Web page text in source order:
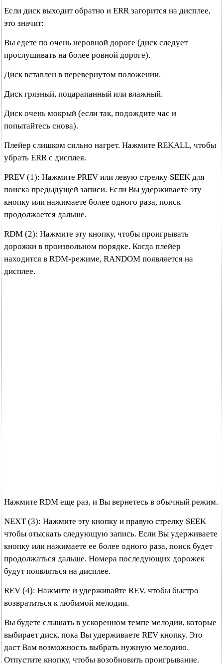
Если диск выходит обратно и ERR загорится на дисплее,
это значит:
Вы едете по очень неровной дороге (диск следует
прослушивать на более ровной дороге).
Диск вставлен в перевернутом положении.
Диск грязный, поцарапанный или влажный.
Диск очень мокрый (если так, подождите час и
попытайтесь снова).
Плейер слишком сильно нагрет. Нажмите REKALL, чтобы
убрать ERR с дисплея.
PREV (1): Нажмите PREV или левую стрелку SEEK для
поиска предыдущей записи. Если Вы удерживаете эту
кнопку или нажимаете более одного раза, поиск
продолжается дальше.
RDM (2): Нажмите эту кнопку, чтобы проигрывать
дорожки в произвольном порядке. Когда плейер
находится в RDM-режиме, RANDOM появляется на
дисплее.
Нажмите RDM еще раз, и Вы вернетесь в обычный режим.
NEXT (3): Нажмите эту кнопку и правую стрелку SEEK
чтобы отыскать следующую запись. Если Вы удерживаете
кнопку или нажимаете ее более одного раза, поиск будет
продолжаться дальше. Номера последующих дорожек
будут появляться на дисплее.
REV (4): Нажмите и удерживайте REV, чтобы быстро
возвратиться к любимой мелодии.
Вы будете слышать в ускоренном темпе мелодии, которые
выбирает диск, пока Вы удерживаете REV кнопку. Это
даст Вам возможность выбрать нужную мелодию.
Отпустите кнопку, чтобы возобновить проигрывание.